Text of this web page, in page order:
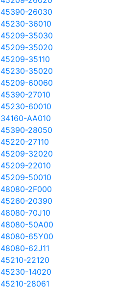
26030
36010
35030
35020
35110
35020
60060
27010
60010
AA010
28050
27110
32020
22010
50010
2F000
20390
70J10
50A00
65Y00
62J11
22120
14020
28061